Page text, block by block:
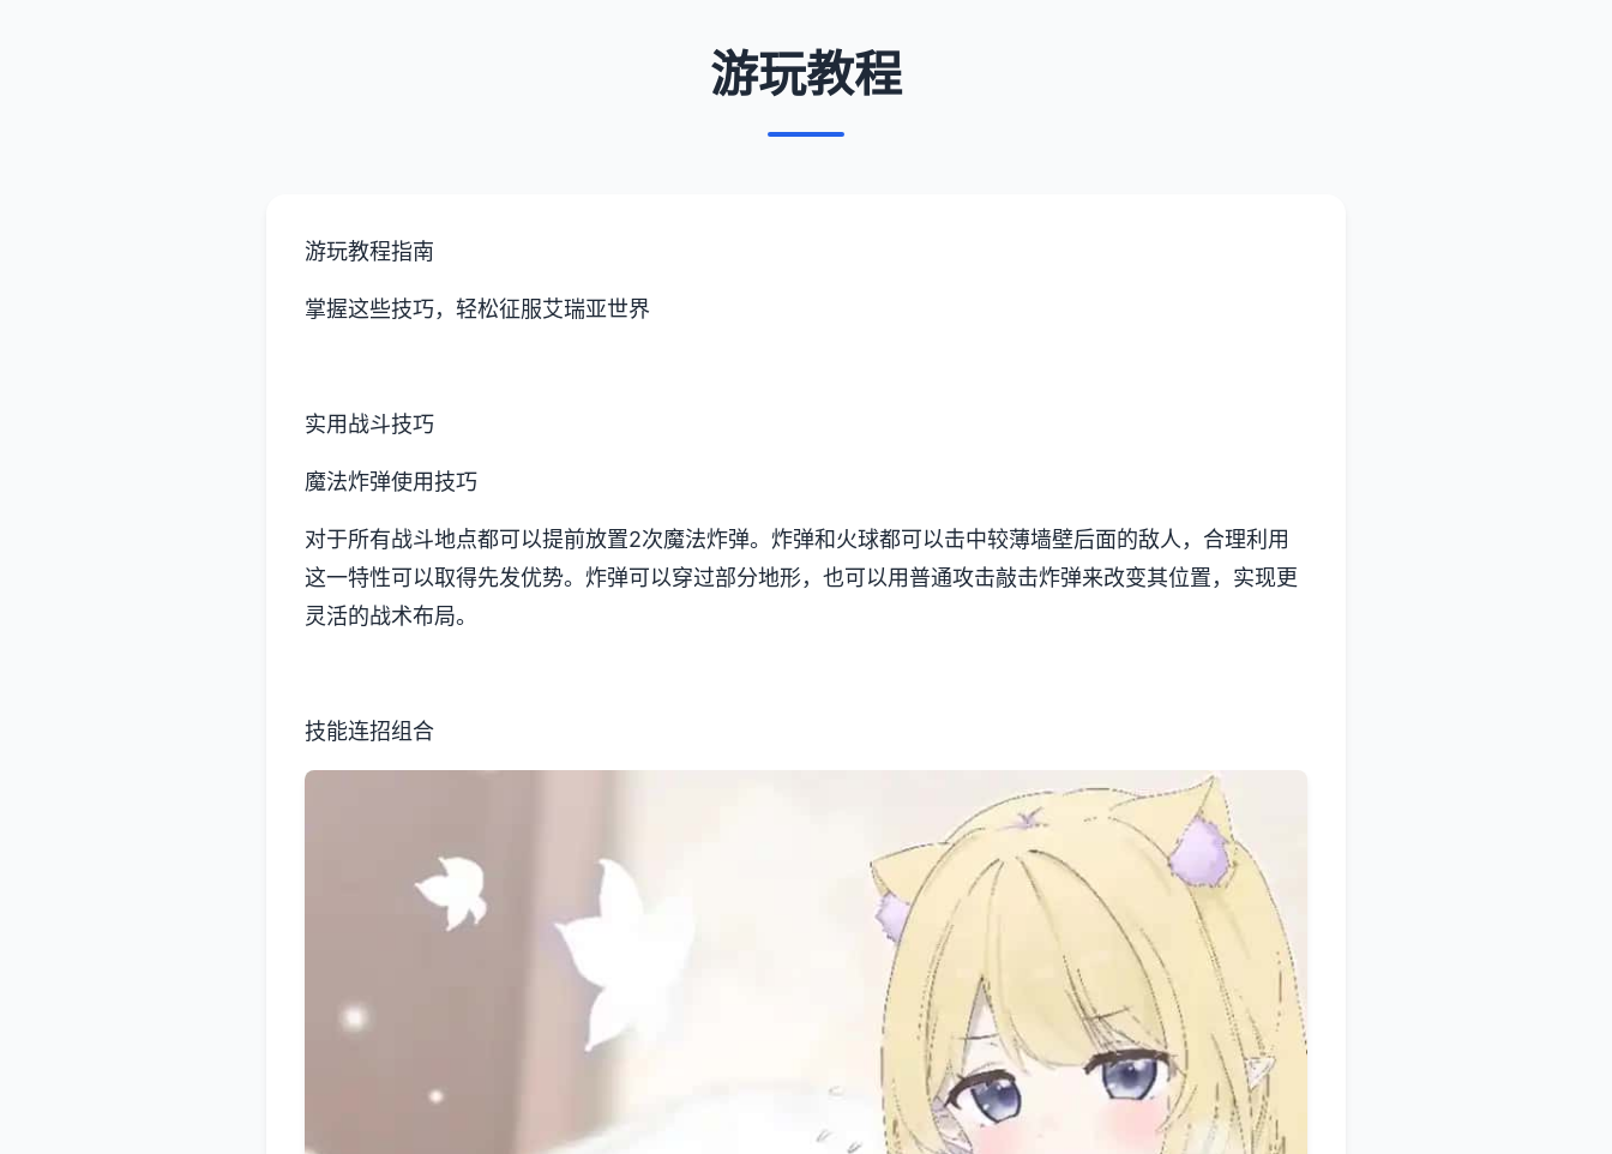
游玩教程
游玩教程指南
掌握这些技巧，轻松征服艾瑞亚世界
实用战斗技巧
魔法炸弹使用技巧
对于所有战斗地点都可以提前放置2次魔法炸弹。炸弹和火球都可以击中较薄墙壁后面的敌人，合理利用
这一特性可以取得先发优势。炸弹可以穿过部分地形，也可以用普通攻击敲击炸弹来改变其位置，实现更
灵活的战术布局。
技能连招组合